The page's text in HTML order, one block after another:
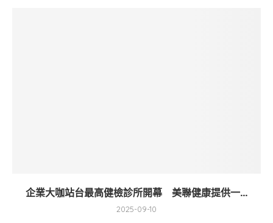
企業大咖站台最高健檢診所開幕 美聯健康提供一...
2025-09-10